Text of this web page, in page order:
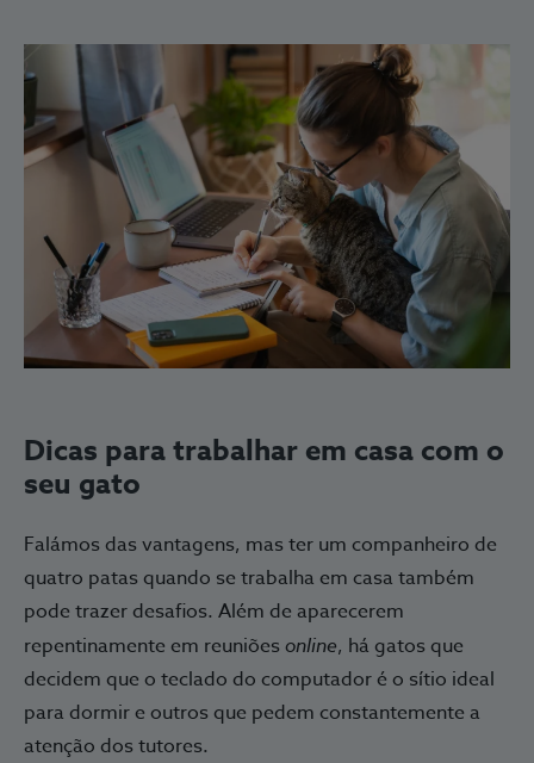
Dicas para trabalhar em casa com o
seu gato
Falámos das vantagens, mas ter um companheiro de
quatro patas quando se trabalha em casa também
pode trazer desafios. Além de aparecerem
repentinamente em reuniõesonline, há gatos que
decidem que o teclado do computador é o sítio ideal
para dormir e outros que pedem constantemente a
atenção dos tutores.